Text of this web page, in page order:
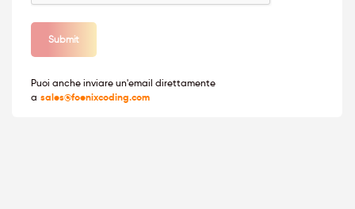
Puoi anche inviare un'email direttamente
a sales@foenixcoding.com